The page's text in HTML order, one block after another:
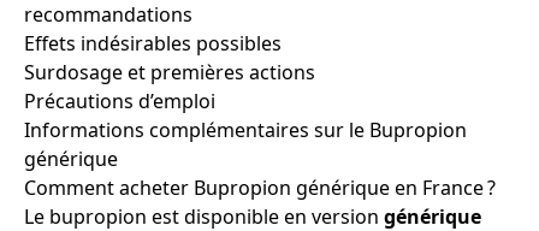
recommandations
Effets indésirables possibles
Surdosage et premières actions
Précautions d’emploi
Informations complémentaires sur le Bupropion
générique
Comment acheter Bupropion générique en France ?
Le bupropion est disponible en version générique